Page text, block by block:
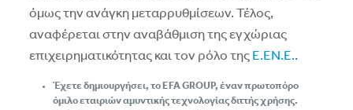
όμως την ανάγκη μεταρρυθμίσεων. Τέλος,
αναφέρεται στην αναβάθμιση της εγχώριας
επιχειρηματικότητας και τον ρόλο της Ε.ΕΝ.Ε..
Έχετε δημιουργήσει, το EFA GROUP, έναν πρωτοπόρο
όμιλο εταιριών αμυντικής τεχνολογίας διττής χρήσης.